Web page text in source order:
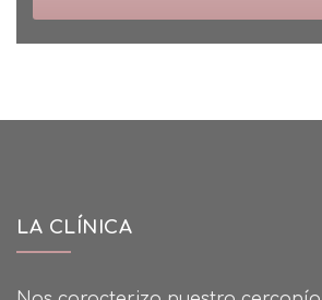
LA CLÍNICA